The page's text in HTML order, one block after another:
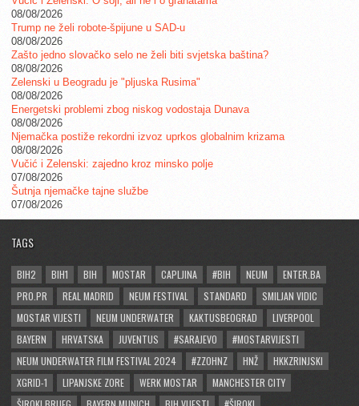
08/08/2026
Trump ne želi robote-špijune u SAD-u
08/08/2026
Zašto jedno slovačko selo ne želi biti svjetska baština?
08/08/2026
Zelenski u Beogradu je "pljuska Rusima"
08/08/2026
Energetski problemi zbog niskog vodostaja Dunava
08/08/2026
Njemačka postiže rekordni izvoz uprkos globalnim krizama
08/08/2026
Vučić i Zelenski: zajedno kroz minsko polje
07/08/2026
Šutnja njemačke tajne službe
07/08/2026
TAGS
BIH2 BIH1 BIH MOSTAR CAPLJINA #BIH NEUM
ENTER.BA
PRO.PR
REAL MADRID NEUM FESTIVAL STANDARD
SMILJAN VIDIC
MOSTAR VIJESTI
NEUM UNDERWATER KAKTUSBEOGRAD
LIVERPOOL
BAYERN
HRVATSKA JUVENTUS #SARAJEVO
#MOSTARVIJESTI
NEUM UNDERWATER FILM FESTIVAL 2024
#ZZOHNZ HNŽ
HKKZRINJSKI
XGRID-1
LIPANJSKE ZORE WERK MOSTAR
MANCHESTER CITY